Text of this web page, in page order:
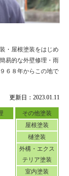
更新日：2023.01.11
その他塗装
屋根塗装
樋塗装
外構・エクス
テリア塗装
室内塗装
・屋根塗装をはじめ
易的な外壁修理・雨
６８年からこの地で